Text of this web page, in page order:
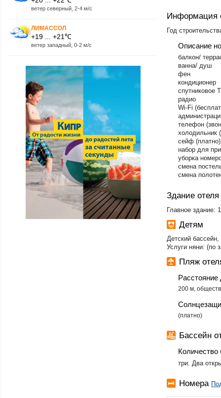
ветер северный, 2-4 м/с
ЛИМАССОЛ
+19 ... +21℃
ветер западный, 0-2 м/с
Информация
Год
Описание
балкон/
ванна/ душ
фен
кондиционер
спутниковое
радио
Wi-Fi
телефон
холодильник
сейф (платно)
набор для
уборка
смена
смена
Здание отеля
Главное здание: 1
Детям
Детский
Услуги няни: (по
Пляж
200 м,
(платно)
Бассейн
Количество
три. Два
Номера